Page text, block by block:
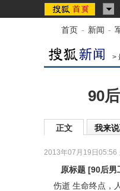
首页 - 新闻 -
>
90
正文 我来
2013年07月19日05:56
原标题 [90后男
伤逝 生命终点，